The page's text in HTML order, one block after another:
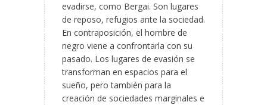
evadirse, como Bergai. Son lugares
de reposo, refugios ante la sociedad.
En contraposición, el hombre de
negro viene a confrontarla con su
pasado. Los lugares de evasión se
transforman en espacios para el
sueño, pero también para la
creación de sociedades marginales e